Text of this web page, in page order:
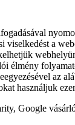
viselkedést a
élmény
az
használjuk
Google